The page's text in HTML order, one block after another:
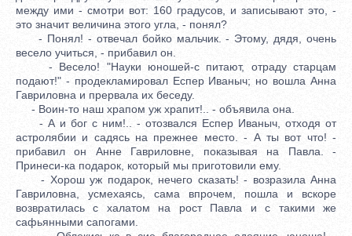
между ими - смотри вот: 160 градусов, и записывают это, -
это значит величина этого угла, - понял?
- Понял! - отвечал бойко мальчик. - Этому, дядя, очень
весело учиться, - прибавил он.
- Весело! "Науки юношей-с питают, отраду старцам
подают!" - продекламировал Еспер Иваныч; но вошла Анна
Гавриловна и прервала их беседу.
- Воин-то наш храпом уж храпит!.. - объявила она.
- А и бог с ним!.. - отозвался Еспер Иваныч, отходя от
астролябии и садясь на прежнее место. - А ты вот что! -
прибавил он Анне Гавриловне, показывая на Павла. -
Принеси-ка подарок, который мы приготовили ему.
- Хорош уж подарок, нечего сказать! - возразила Анна
Гавриловна, усмехаясь, сама впрочем, пошла и вскоре
возвратилась с халатом на рост Павла и с такими же
сафьянными сапогами.